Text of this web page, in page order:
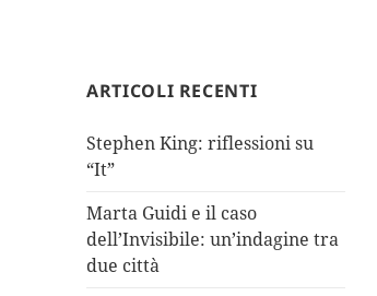
ARTICOLI RECENTI
Stephen King: riflessioni su
“It”
Marta Guidi e il caso
dell’Invisibile: un’indagine tra
due città